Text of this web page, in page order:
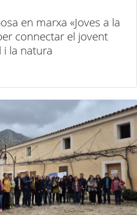
en marxa «Joves a la
connectar el jovent
i la natura